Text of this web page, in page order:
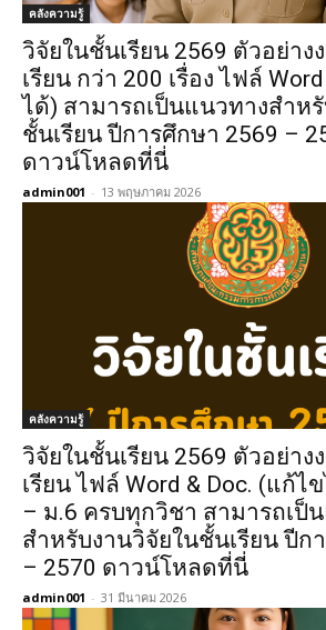
คลังความรู้
วิจัยในชั้นเรียน 2569 ตัวอย่าง
เรียน กว่า 200 เรื่อง ไฟล์
ได้) สามารถเป็นแนวทางสำห
ชั้นเรียน ปีการศึกษา 2569 –
ดาวน์โหลดที่นี่
admin001 - 13 พฤษภาคม 2026
คลังความรู้
วิจัยในชั้นเรียน 2569 ตัวอย่าง
เรียน ไฟล์ Word & Doc. (แก้ไ
– ม.6 ครบทุกวิชา สามารถเป็
สำหรับงานวิจัยในชั้นเรียน ปีก
– 2570 ดาวน์โหลดที่นี่
admin001 - 31 มีนาคม 2026